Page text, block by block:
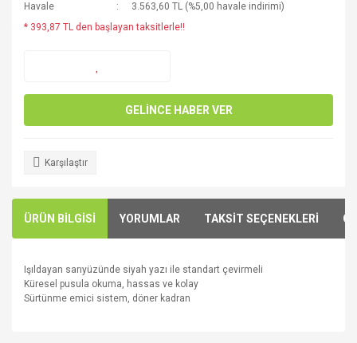
Havale
3.563,60 TL (%5,00 havale indirimi)
* 393,87 TL den başlayan taksitlerle!!
GELİNCE HABER VER
Karşılaştır
ÜRÜN BİLGİSİ YORUMLAR TAKSİT SEÇENEKLERİ
Işıldayan sarıyüzünde siyah yazı ile standart çevirmeli
Küresel pusula okuma, hassas ve kolay
Sürtünme emici sistem, döner kadran